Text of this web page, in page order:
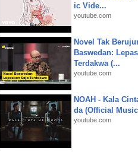
ic Vide...
youtube.com
Novel Tak
Baswedan:
Terdakwa (...
youtube.com
NOAH - Kala
da (Official
youtube.com